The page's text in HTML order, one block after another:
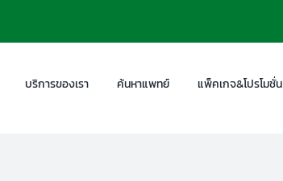
บริการของเรา ค้นหาแพทย์ แพ็คเกจ&โปรโมชั่น